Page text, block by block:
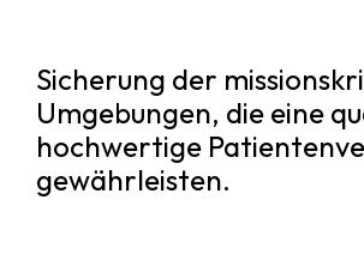
Sicherung der
Umgebungen, die eine
hochwertige
gewährleisten.